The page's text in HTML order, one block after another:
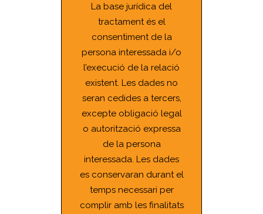
La base jurídica del
tractament és el
consentiment de la
persona interessada i/o
l’execució de la relació
existent. Les dades no
seran cedides a tercers,
excepte obligació legal
o autorització expressa
de la persona
interessada. Les dades
es conservaran durant el
temps necessari per
complir amb les finalitats